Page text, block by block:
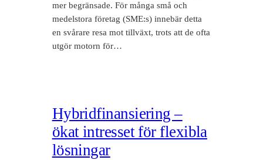
mer begränsade. För många små och
medelstora företag (SME:s) innebär detta
en svårare resa mot tillväxt, trots att de ofta
utgör motorn för…
Hybridfinansiering –
ökat intresset för flexibla
lösningar